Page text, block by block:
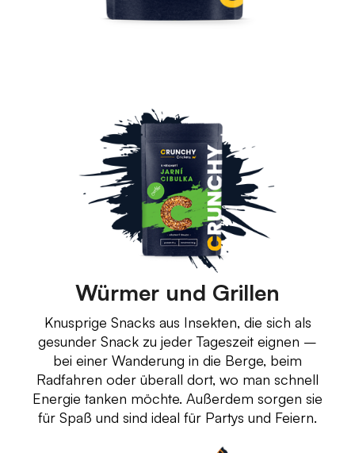
Würmer und Grillen
Knusprige Snacks aus Insekten, die sich als
gesunder Snack zu jeder Tageszeit eignen –
bei einer Wanderung in die Berge, beim
Radfahren oder überall dort, wo man schnell
Energie tanken möchte. Außerdem sorgen sie
für Spaß und sind ideal für Partys und Feiern.